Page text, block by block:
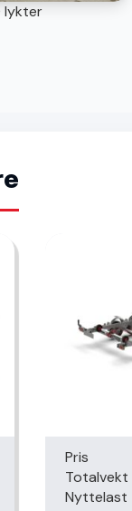
lykter
Pris
Totalvekt
Nyttelast